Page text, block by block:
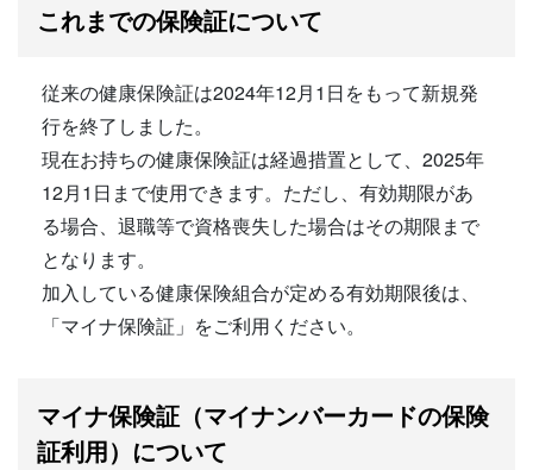
これまでの保険証について
従来の健康保険証は2024年12月1日をもって新規発
行を終了しました。
現在お持ちの健康保険証は経過措置として、2025年
12月1日まで使用できます。ただし、有効期限があ
る場合、退職等で資格喪失した場合はその期限まで
となります。
加入している健康保険組合が定める有効期限後は、
「マイナ保険証」をご利用ください。
マイナ保険証（マイナンバーカードの保険
証利用）について